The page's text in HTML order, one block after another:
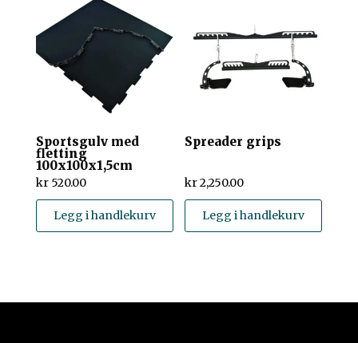
Sportsgulv med
fletting
100x100x1,5cm
kr520.00
Legg i handlekurv
Spreader grips
kr2,250.00
Legg i handlekurv